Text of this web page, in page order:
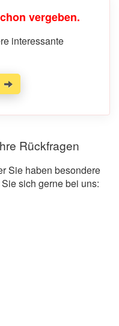
vergeben.
interessante
Rückfragen
Sie haben besondere
sich gerne bei uns: